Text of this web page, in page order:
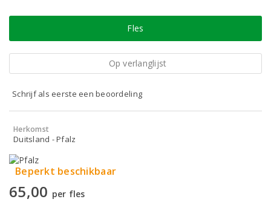
Fles
Op verlanglijst
Schrijf als eerste een beoordeling
Herkomst
Duitsland - Pfalz
Beperkt beschikbaar
65,00 per fles